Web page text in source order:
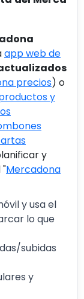
app web de
precios) o
y
y
Mercadona
y usa el
lo que
subidas
y